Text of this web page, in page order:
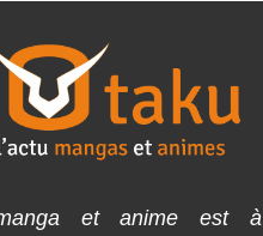
manga et anime est à